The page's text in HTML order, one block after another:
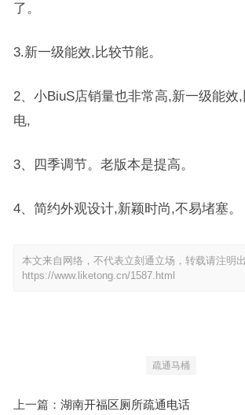
了。
3.新一级能效,比较节能。
2、小BiuS店销量也非常高,新一级能效
电,
3、四季调节。老版本是提高。
4、简约外观设计,新颖时尚,不易堵塞。
本文来自网络，不代表立刻通立场，转载请注明出
https://www.liketong.cn/1587.html
疏通马桶
上一篇： 湖南开福区厕所疏通电话